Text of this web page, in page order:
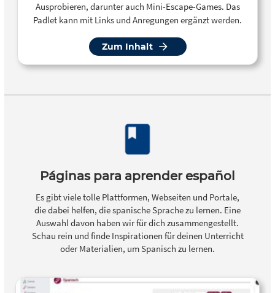
Ausprobieren, darunter auch Mini-Escape-Games. Das
Padlet kann mit Links und Anregungen ergänzt werden.
Zum Inhalt
Páginas para aprender español
Es gibt viele tolle Plattformen, Webseiten und Portale,
die dabei helfen, die spanische Sprache zu lernen. Eine
Auswahl davon haben wir für dich zusammengestellt.
Schau rein und finde Inspirationen für deinen Unterricht
oder Materialien, um Spanisch zu lernen.